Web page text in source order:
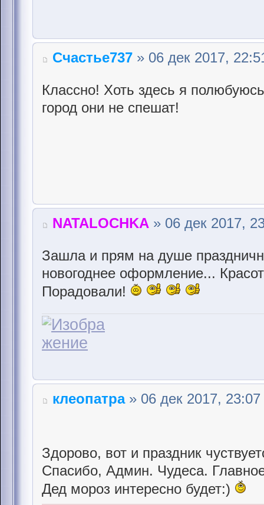
Счастье737 » 06 дек 2017,
Классно! Хоть здесь я
город они не спешат!
NATALOCHKA » 06 дек 2017,
Зашла и прям на душе
новогоднее оформление...
Порадовали!
клеопатра» 06 дек 2017, 23:07
Здорово, вот и праздник
Спасибо, Админ. Чудеса.
Дед мороз интересно будет:)